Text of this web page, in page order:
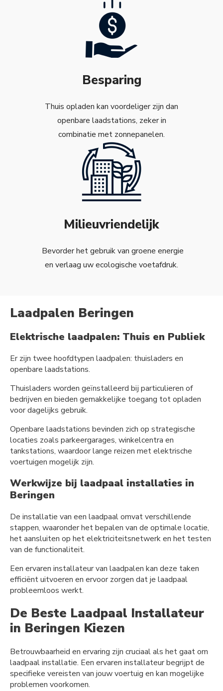
Besparing
Thuis opladen kan voordeliger zijn dan
openbare laadstations, zeker in
combinatie met zonnepanelen.
Milieuvriendelijk
Bevorder het gebruik van groene energie
en verlaag uw ecologische voetafdruk.
Laadpalen Beringen
Elektrische laadpalen: Thuis en Publiek
Er zijn twee hoofdtypen laadpalen: thuisladers en
openbare laadstations.
Thuisladers worden geïnstalleerd bij particulieren of
bedrijven en bieden gemakkelijke toegang tot opladen
voor dagelijks gebruik.
Openbare laadstations bevinden zich op strategische
locaties zoals parkeergarages, winkelcentra en
tankstations, waardoor lange reizen met elektrische
voertuigen mogelijk zijn.
Werkwijze bij laadpaal installaties in
Beringen
De installatie van een laadpaal omvat verschillende
stappen, waaronder het bepalen van de optimale locatie,
het aansluiten op het elektriciteitsnetwerk en het testen
van de functionaliteit.
Een ervaren installateur van laadpalen kan deze taken
efficiënt uitvoeren en ervoor zorgen dat je laadpaal
probleemloos werkt.
De Beste Laadpaal Installateur
in Beringen Kiezen
Betrouwbaarheid en ervaring zijn cruciaal als het gaat om
laadpaal installatie. Een ervaren installateur begrijpt de
specifieke vereisten van jouw voertuig en kan mogelijke
problemen voorkomen.